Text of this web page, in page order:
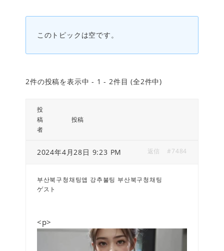
このトピックは空です。
2件の投稿を表示中 - 1 - 2件目 (全2件中)
投
稿
者
投稿
2024年4月28日 9:23 PM #7484
返信
부산북구청채팅앱 강추불팅 부산북구청채팅
ゲスト
<p>